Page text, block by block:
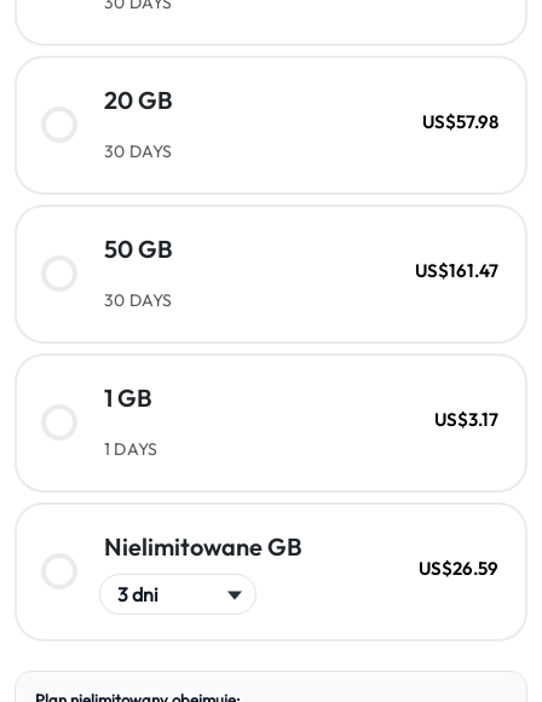
20 GB
30 DAYS
US$57.98
50 GB
30 DAYS
US$161.47
1 GB
1 DAYS
US$3.17
Nielimitowane GB
US$26.59